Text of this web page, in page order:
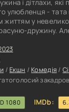
і дітлахи, які
улюбленця - тата
життям у
дружину.
автомобілі
кілером,
/ Екшн / Комедія /
1080 IMDb: